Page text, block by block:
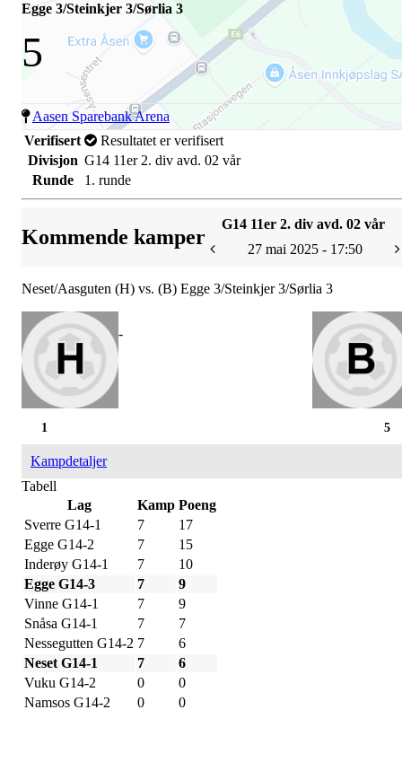
Egge 3/Steinkjer 3/Sørlia 3
5
Aasen Sparebank Arena
Verifisert
Resultatet er verifisert
Divisjon G14 11er 2. div avd. 02 vår
Runde
1. runde
Kommende kamper
G14 11er 2. div avd. 02 vår
27 mai 2025 - 17:50
Neset/Aasguten (H) vs. (B) Egge 3/Steinkjer 3/Sørlia 3
-
5
1
Kampdetaljer
Tabell
Lag
Kamp Poeng
Sverre G14-1
7
17
Egge G14-2
7
15
Inderøy G14-1
7
10
Egge G14-3
7
9
Vinne G14-1
7
9
Snåsa G14-1
7
7
Nessegutten G14-2 7
6
Neset G14-1
7
6
Vuku G14-2
0
0
Namsos G14-2
0 0